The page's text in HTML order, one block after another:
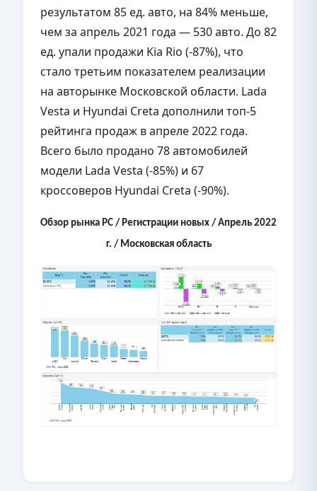
результатом 85 ед. авто, на 84% меньше,
чем за апрель 2021 года — 530 авто. До 82
ед. упали продажи Kia Rio (-87%), что
стало третьим показателем реализации
на авторынке Московской области. Lada
Vesta и Hyundai Creta дополнили топ-5
рейтинга продаж в апреле 2022 года.
Всего было продано 78 автомобилей
модели Lada Vesta (-85%) и 67
кроссоверов Hyundai Creta (-90%).
Обзор рынка PC / Регистрации новых / Апрель 2022
г. / Московская область